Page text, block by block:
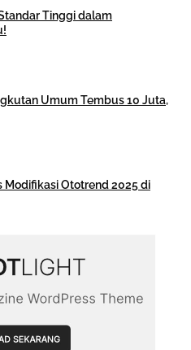
Tinggi dalam
Umum Tembus 10 Juta,
Modifikasi Ototrend 2025 di